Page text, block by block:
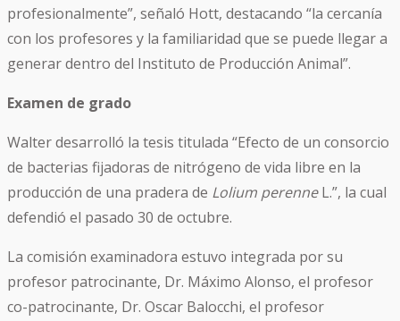
profesionalmente”, señaló Hott, destacando “la cercanía
con los profesores y la familiaridad que se puede llegar a
generar dentro del Instituto de Producción Animal”.
Examen de grado
Walter desarrolló la tesis titulada “Efecto de un consorcio
de bacterias fijadoras de nitrógeno de vida libre en la
producción de una pradera de Lolium perenneL.”, la cual
defendió el pasado 30 de octubre.
La comisión examinadora estuvo integrada por su
profesor patrocinante, Dr. Máximo Alonso, el profesor
co-patrocinante, Dr. Oscar Balocchi, el profesor